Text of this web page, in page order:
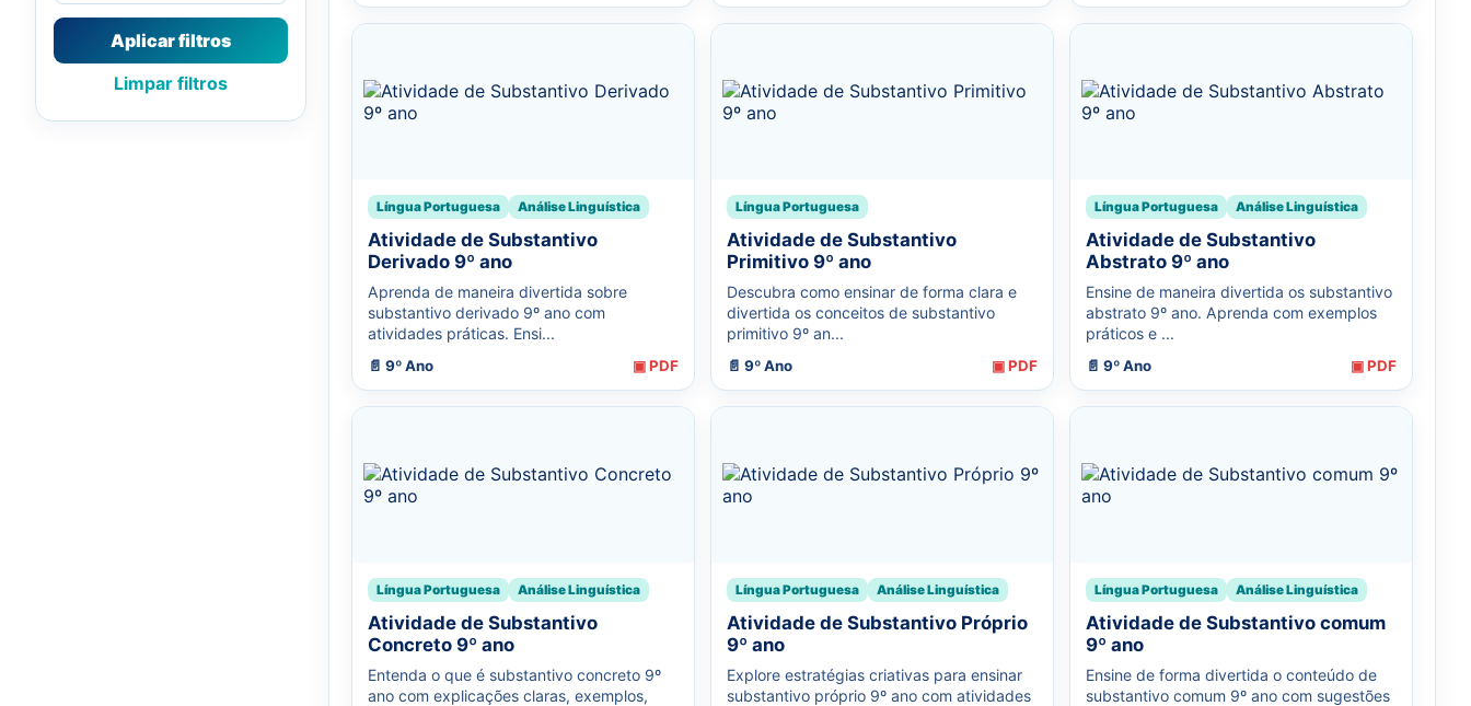
Aplicar filtros
Limpar filtros
Língua Portuguesa Análise Linguística
Atividade de Substantivo
Derivado 9º ano
Aprenda de maneira divertida sobre
substantivo derivado 9º ano com
atividades práticas. Ensi...
📄 9º Ano ▣ PDF
Língua Portuguesa
Atividade de Substantivo
Primitivo 9º ano
Descubra como ensinar de forma clara e
divertida os conceitos de substantivo
primitivo 9º an...
📄 9º Ano ▣ PDF
Língua Portuguesa Análise Linguística
Atividade de Substantivo
Abstrato 9º ano
Ensine de maneira divertida os substantivo
abstrato 9º ano. Aprenda com exemplos
práticos e ...
📄 9º Ano ▣ PDF
Língua Portuguesa Análise Linguística
Atividade de Substantivo
Concreto 9º ano
Entenda o que é substantivo concreto 9º
ano com explicações claras, exemplos,
Língua Portuguesa Análise Linguística
Atividade de Substantivo Próprio
9º ano
Explore estratégias criativas para ensinar
substantivo próprio 9º ano com atividades
Língua Portuguesa Análise Linguística
Atividade de Substantivo comum
9º ano
Ensine de forma divertida o conteúdo de
substantivo comum 9º ano com sugestões